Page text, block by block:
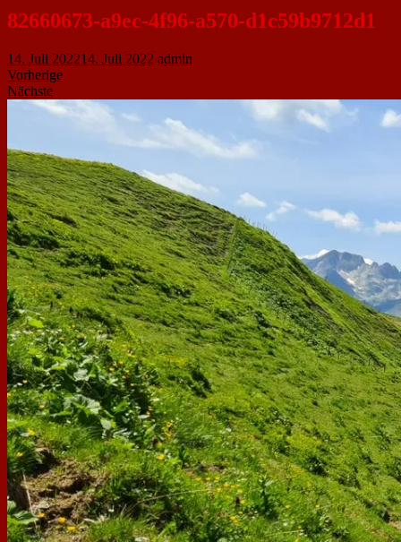
82660673-a9ec-4f96-a570-d1c59b9712d1
14. Juli 202214. Juli 2022 admin
Vorherige
Nächste